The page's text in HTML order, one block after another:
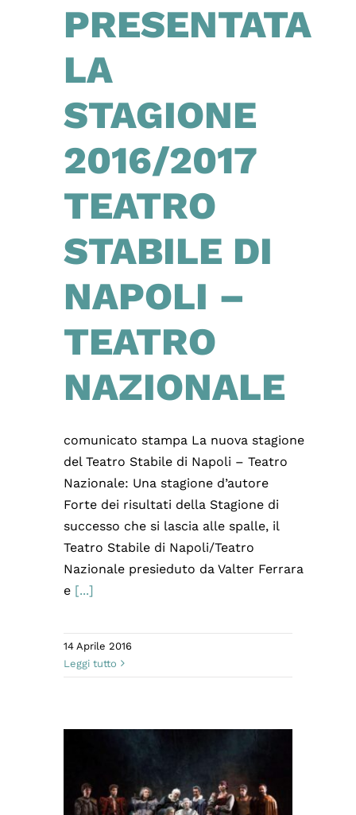
PRESENTATA
LA
STAGIONE
2016/2017
TEATRO
STABILE DI
NAPOLI –
TEATRO
NAZIONALE
comunicato stampa La nuova stagione
del Teatro Stabile di Napoli – Teatro
Nazionale: Una stagione d’autore
Forte dei risultati della Stagione di
successo che si lascia alle spalle, il
Teatro Stabile di Napoli/Teatro
Nazionale presieduto da Valter Ferrara
e [...]
14 Aprile 2016
Leggi tutto